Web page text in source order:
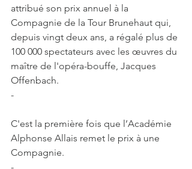
attribué son prix annuel à la
Compagnie de la Tour Brunehaut qui,
depuis vingt deux ans, a régalé plus de
100 000 spectateurs avec les œuvres du
maître de l'opéra-bouffe, Jacques
Offenbach.
-
C'est la première fois que l’Académie
Alphonse Allais remet le prix à une
Compagnie.